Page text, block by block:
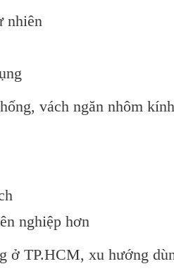
nhiên
vách ngăn nhôm
nghiệp hơn
ở TP.HCM, xu hướng